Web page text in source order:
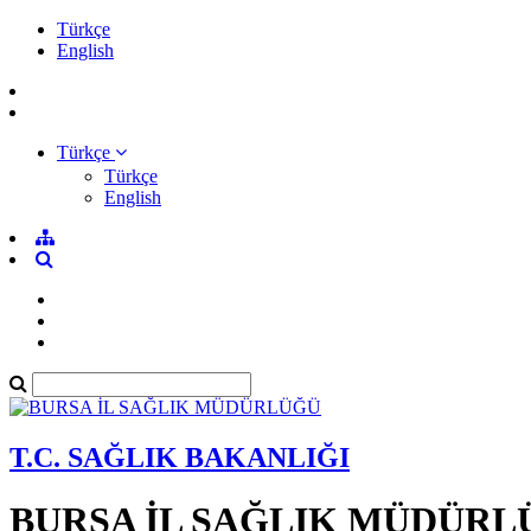
Türkçe
English
Türkçe
Türkçe
English
T.C. SAĞLIK BAKANLIĞI
BURSA İL SAĞLIK